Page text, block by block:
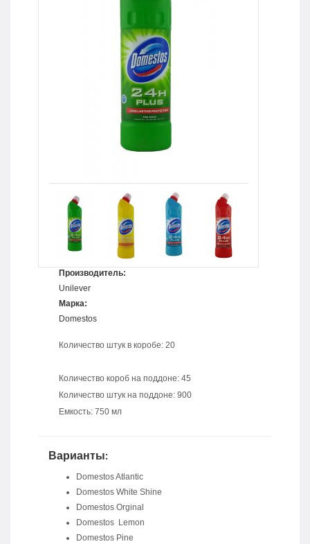
Производитель:
Unilever
Марка:
Domestos
Количество штук в коробе: 20
Количество короб на поддоне: 45
Количество штук на поддоне: 900
Емкость: 750 мл
Варианты:
Domestos Atlantic
Domestos White Shine
Domestos Orginal
Domestos Lemon
Domestos Pine